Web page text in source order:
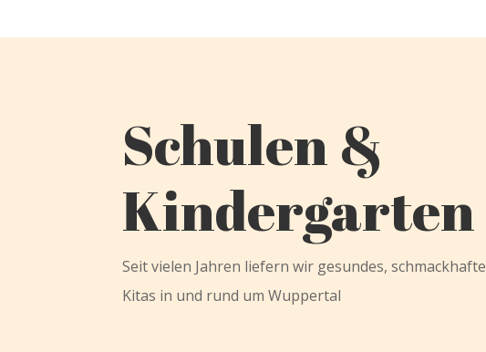
Schulen &
Kindergarten
Seit vielen Jahren liefern wir gesundes,
Kitas in und rund um Wuppertal